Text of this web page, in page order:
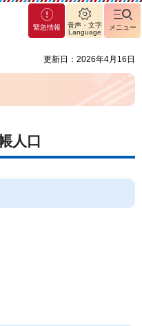
緊急情報
音声・文字
Language
メニュー
更新日：2026年4月16日
人口